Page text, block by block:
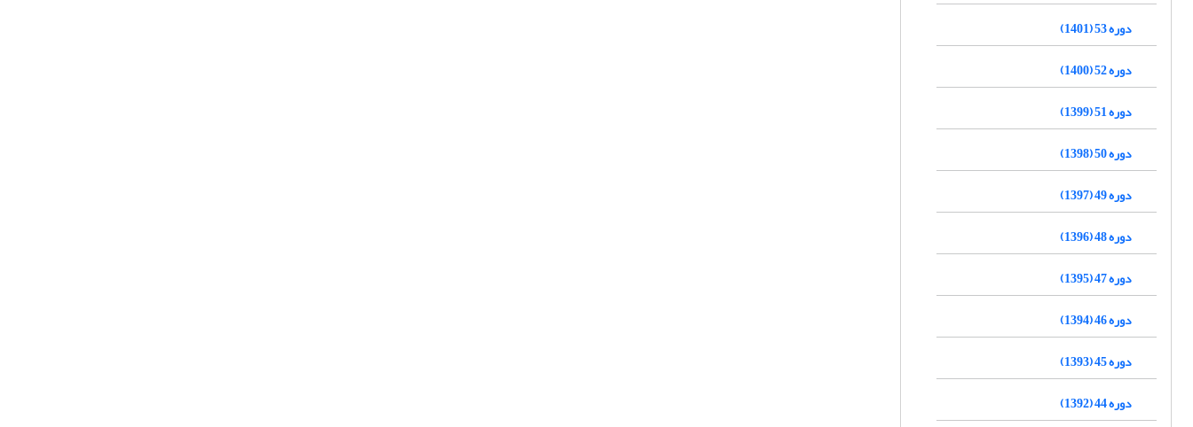
دوره 53 (1401)
دوره 52 (1400)
دوره 51 (1399)
دوره 50 (1398)
دوره 49 (1397)
دوره 48 (1396)
دوره 47 (1395)
دوره 46 (1394)
دوره 45 (1393)
دوره 44 (1392)